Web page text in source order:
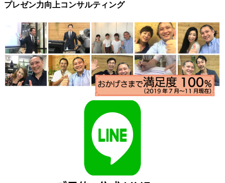
プレゼン力向上コンサルティング